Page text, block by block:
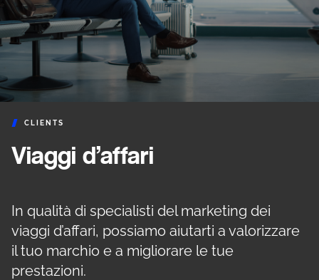
CLIENTS
Viaggi d’affari
In qualità di specialisti del marketing dei
viaggi d’affari, possiamo aiutarti a valorizzare
il tuo marchio e a migliorare le tue
prestazioni.